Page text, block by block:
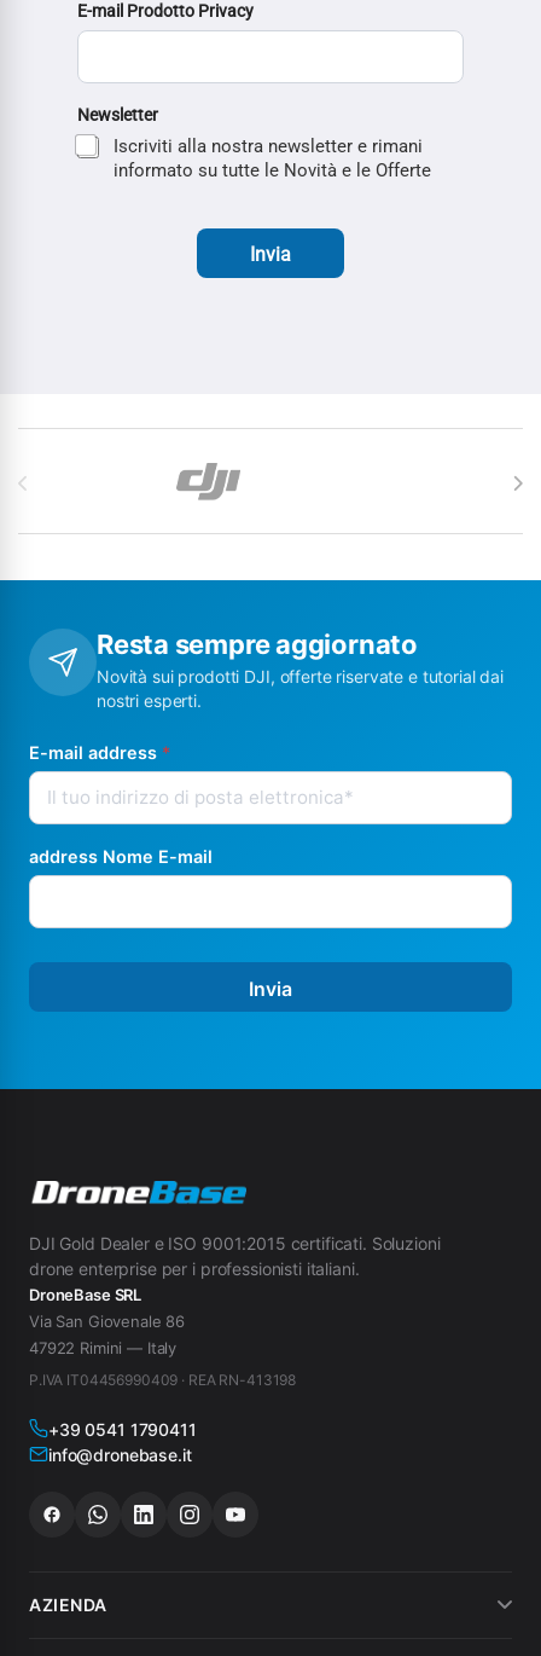
E-mail Prodotto Privacy
Newsletter
Iscriviti alla nostra newsletter e rimani
informato su tutte le Novità e le Offerte
Invia
Resta sempre aggiornato
Novità sui prodotti DJI, offerte riservate e tutorial dai
nostri esperti.
E-mail address *
address Nome E-mail
Invia
DJI Gold Dealer e ISO 9001:2015 certificati. Soluzioni
drone enterprise per i professionisti italiani.
DroneBase SRL
Via San Giovenale 86
47922 Rimini — Italy
P.IVA IT04456990409 · REA RN-413198
+39 0541 1790411
info@dronebase.it
AZIENDA